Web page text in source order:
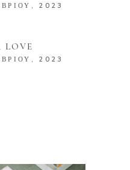
2023
LOVE
2023